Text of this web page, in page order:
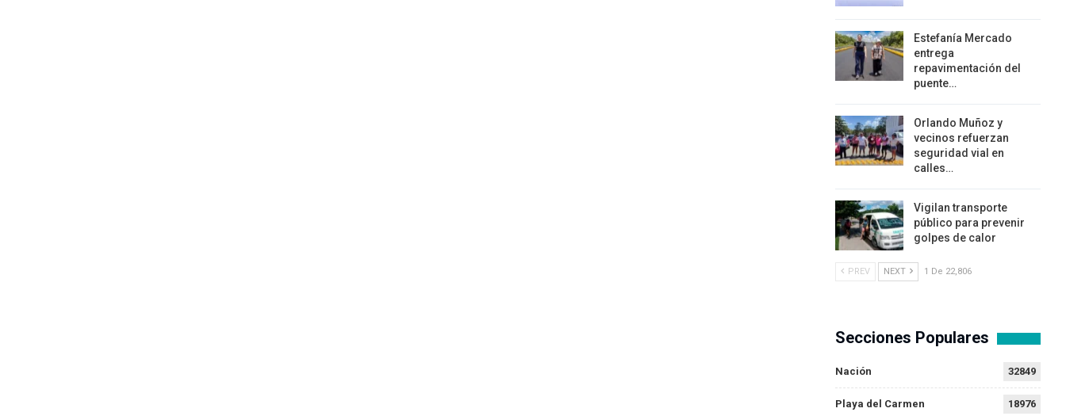
Estefanía Mercado
entrega
repavimentación del
puente…
Orlando Muñoz y
vecinos refuerzan
seguridad vial en
calles…
Vigilan transporte
público para prevenir
golpes de calor
PREV NEXT 1 De 22,806
Secciones Populares
Nación 32849
Playa del Carmen 18976